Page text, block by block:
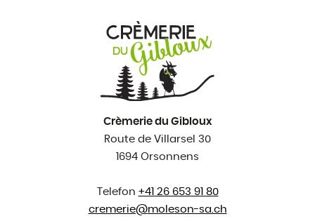
Crèmerie du Gibloux
Route de Villarsel 30
1694 Orsonnens
Telefon +41 26 653 91 80
cremerie@moleson-sa.ch